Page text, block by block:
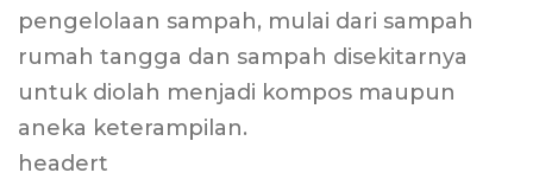
pengelolaan sampah, mulai dari sampah
rumah tangga dan sampah disekitarnya
untuk diolah menjadi kompos maupun
aneka keterampilan.
headert